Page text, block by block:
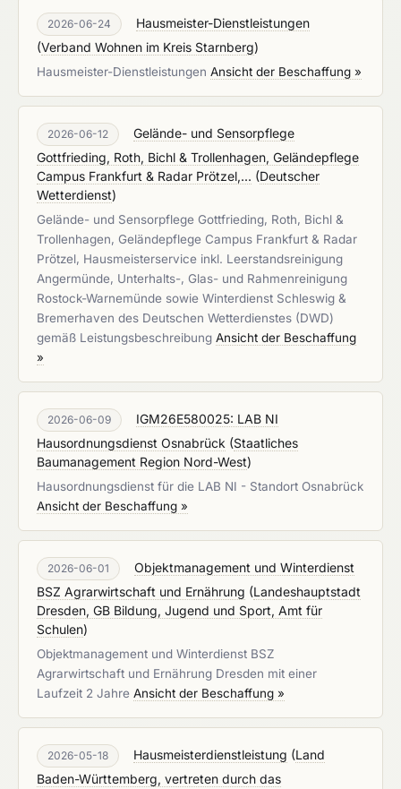
2026-06-24
Hausmeister-Dienstleistungen
(Verband Wohnen im Kreis Starnberg)
Hausmeister-Dienstleistungen Ansicht der Beschaffung »
2026-06-12
Gelände- und Sensorpflege
Gottfrieding, Roth, Bichl & Trollenhagen, Geländepflege
Campus Frankfurt & Radar Prötzel,... (Deutscher
Wetterdienst)
Gelände- und Sensorpflege Gottfrieding, Roth, Bichl &
Trollenhagen, Geländepflege Campus Frankfurt & Radar
Prötzel, Hausmeisterservice inkl. Leerstandsreinigung
Angermünde, Unterhalts-, Glas- und Rahmenreinigung
Rostock-Warnemünde sowie Winterdienst Schleswig &
Bremerhaven des Deutschen Wetterdienstes (DWD)
gemäß Leistungsbeschreibung Ansicht der Beschaffung
»
2026-06-09
IGM26E580025: LAB NI
Hausordnungsdienst Osnabrück (Staatliches
Baumanagement Region Nord-West)
Hausordnungsdienst für die LAB NI - Standort Osnabrück
Ansicht der Beschaffung »
2026-06-01
Objektmanagement und Winterdienst
BSZ Agrarwirtschaft und Ernährung (Landeshauptstadt
Dresden, GB Bildung, Jugend und Sport, Amt für
Schulen)
Objektmanagement und Winterdienst BSZ
Agrarwirtschaft und Ernährung Dresden mit einer
Laufzeit 2 Jahre Ansicht der Beschaffung »
2026-05-18 Hausmeisterdienstleistung (Land
Baden-Württemberg, vertreten durch das